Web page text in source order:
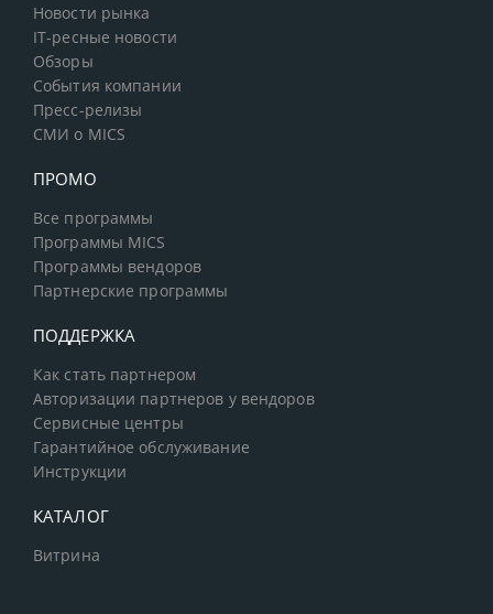
Новости рынка
IT-ресные новости
Обзоры
События компании
Пресс-релизы
СМИ о MICS
ПРОМО
Все программы
Программы MICS
Программы вендоров
Партнерские программы
ПОДДЕРЖКА
Как стать партнером
Авторизации партнеров у вендоров
Сервисные центры
Гарантийное обслуживание
Инструкции
КАТАЛОГ
Витрина